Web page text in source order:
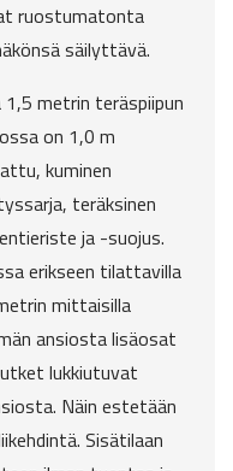
ruostumatonta
säilyttävä.
metrin teräspiipun
on 1,0 m
kuminen
teräksinen
ja -suojus.
erikseen tilattavilla
mittaisilla
ansiosta lisäosat
lukkiutuvat
Näin estetään
Sisätilaan